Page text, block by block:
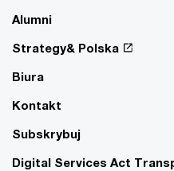
Alumni
Strategy& Polska
Biura
Kontakt
Subskrybuj
Digital Services Act